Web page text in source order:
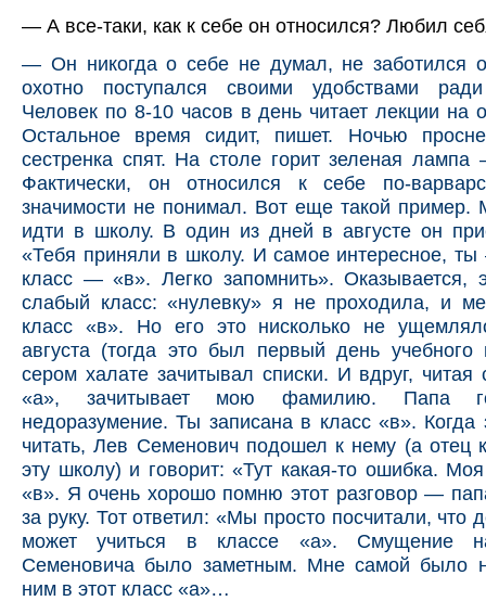
— А все-таки, как к себе он относился? Любил
— Он никогда о себе не думал, не заботился
охотно поступался своими удобствами
Человек по 8-10 часов в день читает лекции на
Остальное время сидит, пишет. Ночью
сестренка спят. На столе горит зеленая лампа
Фактически, он относился к себе по-
значимости не понимал. Вот еще такой
идти в школу. В один из дней в августе он
«Тебя приняли в школу. И самое интересное, ты
класс — «в». Легко запомнить». Оказывается,
слабый класс: «нулевку» я не проходила, и
класс «в». Но его это нисколько не
августа (тогда это был первый день учебного
сером халате зачитывал списки. И вдруг, читая
«а», зачитывает мою фамилию. Папа
недоразумение. Ты записана в класс «в». Когда
читать, Лев Семенович подошел к нему (а отец
эту школу) и говорит: «Тут какая-то ошибка.
«в». Я очень хорошо помню этот разговор —
за руку. Тот ответил: «Мы просто посчитали, что
может учиться в классе «а». Смущение
Семеновича было заметным. Мне самой было
ним в этот класс «а»…